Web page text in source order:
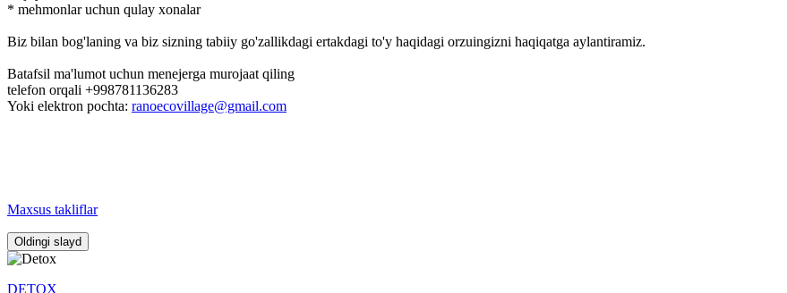
* mehmonlar uchun qulay xonalar
Biz bilan bog'laning va biz sizning tabiiy go'zallikdagi ertakdagi to'y haqidagi orzuingizni haqiqatga aylantiramiz.
Batafsil ma'lumot uchun menejerga murojaat qiling
telefon orqali +998781136283
Yoki elektron pochta: ranoecovillage@gmail.com
Maxsus takliflar
Oldingi slayd
DETOX